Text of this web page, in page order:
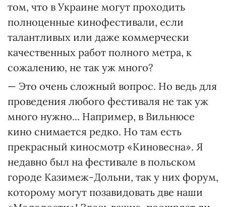
том, что в Украине могут проходить
полноценные кинофестивали, если
талантливых или даже коммерчески
качественных работ полного метра, к
сожалению, не так уж много?
— Это очень сложный вопрос. Но ведь для
проведения любого фестиваля не так уж
много нужно... Например, в Вильнюсе
кино снимается редко. Но там есть
прекрасный киносмотр «Киновесна». Я
недавно был на фестивале в польском
городе Казимеж-Дольни, так у них форум,
которому могут позавидовать две наши